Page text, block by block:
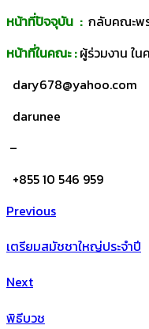
หน้าที่ปัจจุบัน : กลับคณะพร
หน้าที่ในคณะ :ผู้ร่วมงาน ใน
dary678@yahoo.com
darunee
–
+85510 546 959
Previous
เตรียมสมัชชาใหญ่ประจำปี
Next
พิธีบวช